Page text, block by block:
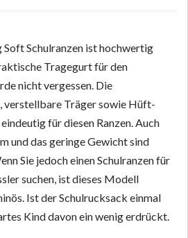
Soft Schulranzen ist hochwertig
Tragegurt für den
nicht vergessen. Die
verstellbare Träger sowie Hüft-
für diesen Ranzen. Auch
und das geringe Gewicht sind
Sie jedoch einen Schulranzen für
suchen, ist dieses Modell
Ist der Schulrucksack einmal
Kind davon ein wenig erdrückt.